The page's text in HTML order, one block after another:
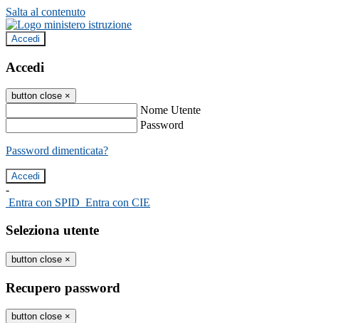
Salta al contenuto
Accedi
Accedi
button close ×
Nome Utente
Password
Password dimenticata?
-
Entra con SPID Entra con CIE
Seleziona utente
button close ×
Recupero password
button close ×